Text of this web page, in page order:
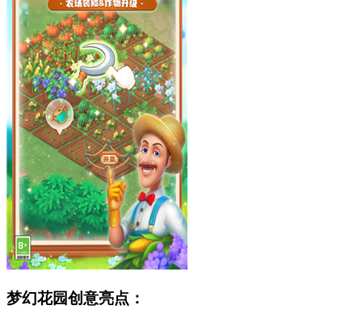
梦幻花园创意亮点：